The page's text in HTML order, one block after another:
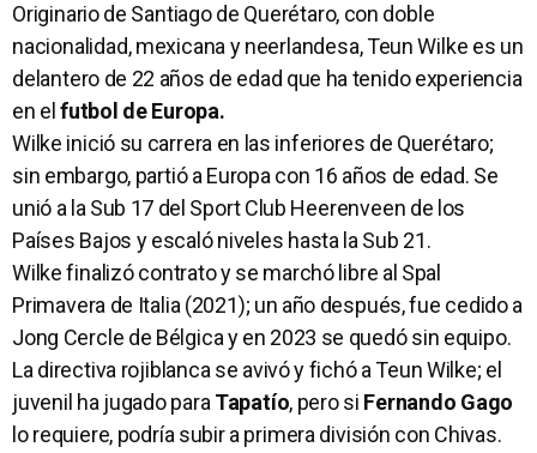
Originario de Santiago de Querétaro, con doble
nacionalidad, mexicana y neerlandesa, Teun Wilke es un
delantero de 22 años de edad que ha tenido experiencia
en el futbol de Europa.
Wilke inició su carrera en las inferiores de Querétaro;
sin embargo, partió a Europa con 16 años de edad. Se
unió a la Sub 17 del Sport Club Heerenveen de los
Países Bajos y escaló niveles hasta la Sub 21.
Wilke finalizó contrato y se marchó libre al Spal
Primavera de Italia (2021); un año después, fue cedido a
Jong Cercle de Bélgica y en 2023 se quedó sin equipo.
La directiva rojiblanca se avivó y fichó a Teun Wilke; el
juvenil ha jugado paraTapatío, pero si Fernando Gago
lo requiere, podría subir a primera división con Chivas.